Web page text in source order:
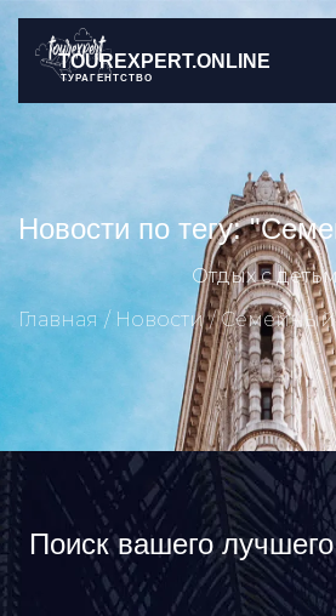
TOUREXPERT.ONLINE
ТУРАГЕНТСТВО
Новости по тегу:
Отдых с
Главная
Новости Семейный
Поиск вашего